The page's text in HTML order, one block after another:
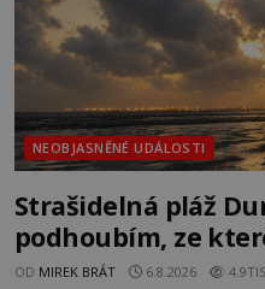
NEOBJASNĚNÉ UDÁLOSTI
Strašidelná pláž
podhoubím, ze
OD MIREK BRÁT 6.8.2026 4.9TIS